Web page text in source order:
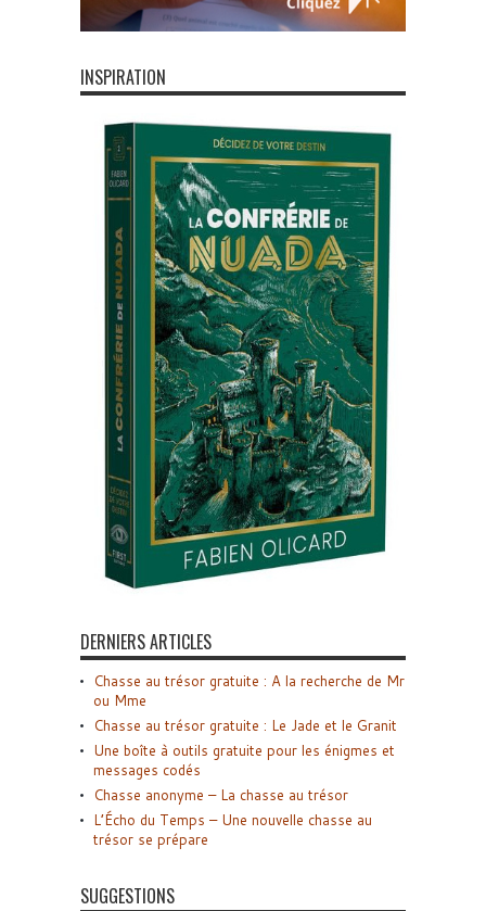
INSPIRATION
DERNIERS ARTICLES
Chasse au trésor gratuite : A la recherche de Mr
ou Mme
Chasse au trésor gratuite : Le Jade et le Granit
Une boîte à outils gratuite pour les énigmes et
messages codés
Chasse anonyme – La chasse au trésor
L’Écho du Temps – Une nouvelle chasse au
trésor se prépare
SUGGESTIONS